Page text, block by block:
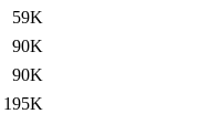
59K
90K
90K
195K